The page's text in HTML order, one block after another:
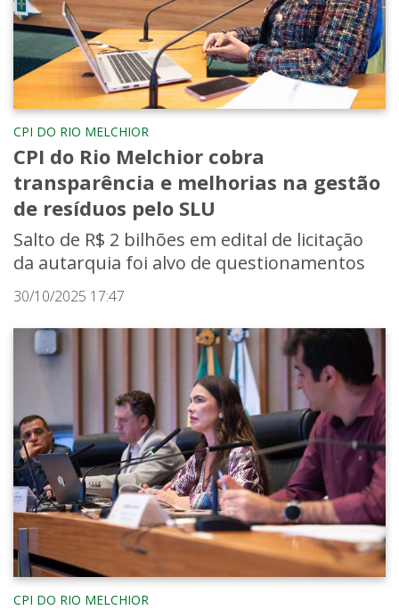
CPI DO RIO MELCHIOR
CPI do Rio Melchior cobra
transparência e melhorias na gestão
de resíduos pelo SLU
Salto de R$ 2 bilhões em edital de licitação
da autarquia foi alvo de questionamentos
30/10/2025 17:47
CPI DO RIO MELCHIOR